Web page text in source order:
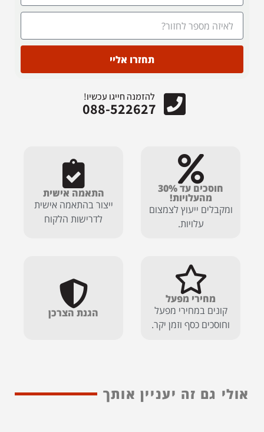
תחזרו אליי
להזמנה חייגו עכשיו!
088-522627
חוסכים עד 30%
מהעלויות!
ומקבלים ייעוץ לצמצום
עלויות.
התאמה אישית
ייצור בהתאמה אישית
לדרישות הלקוח
מחירי מפעל
קונים במחירי מפעל
וחוסכים כסף וזמן יקר.
הגנת הצרכן
אולי גם זה יעניין אותך